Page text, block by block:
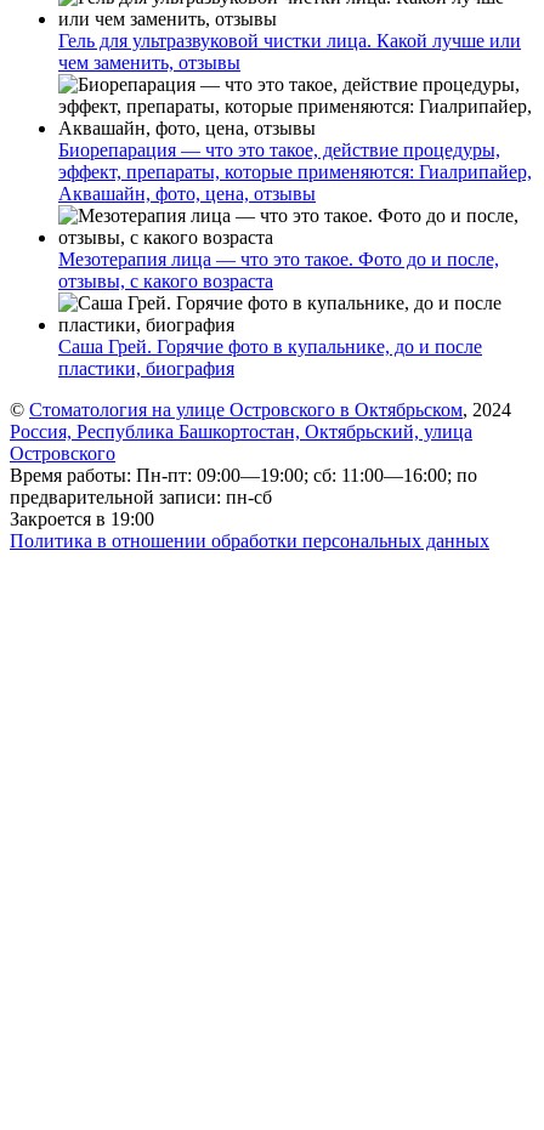
Гель для ультразвуковой чистки лица. Какой лучше или
чем заменить, отзывы
Биорепарация — что это такое, действие процедуры,
эффект, препараты, которые применяются: Гиалрипайер,
Аквашайн, фото, цена, отзывы
Мезотерапия лица — что это такое. Фото до и после,
отзывы, с какого возраста
Саша Грей. Горячие фото в купальнике, до и после
пластики, биография
© Стоматология на улице Островского в Октябрьском, 2024
Россия, Республика Башкортостан, Октябрьский, улица
Островского
Время работы: Пн-пт: 09:00—19:00; сб: 11:00—16:00; по
предварительной записи: пн-сб
Закроется в 19:00
Политика в отношении обработки персональных данных